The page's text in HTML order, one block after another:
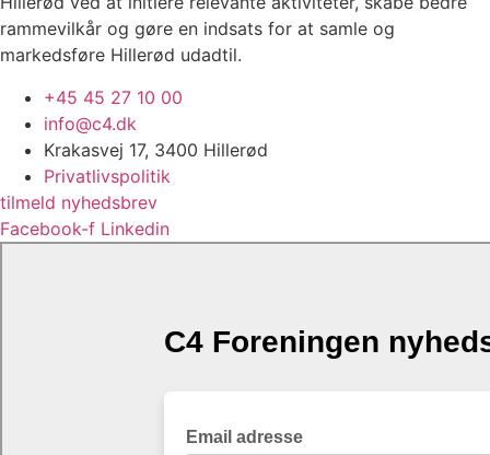
rammevilkår og gøre en indsats for at samle og
markedsføre Hillerød udadtil.
+45 45 27 10 00
info@c4.dk
Krakasvej 17, 3400 Hillerød
Privatlivspolitik
tilmeld nyhedsbrev
Facebook-f Linkedin